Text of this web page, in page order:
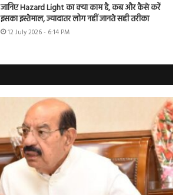
जानिए Hazard Light का क्या काम है, कब और कैसे करें
इसका इस्तेमाल, ज्यादातर लोग नहीं जानते सही तरीका
12 July 2026 - 6:14 PM